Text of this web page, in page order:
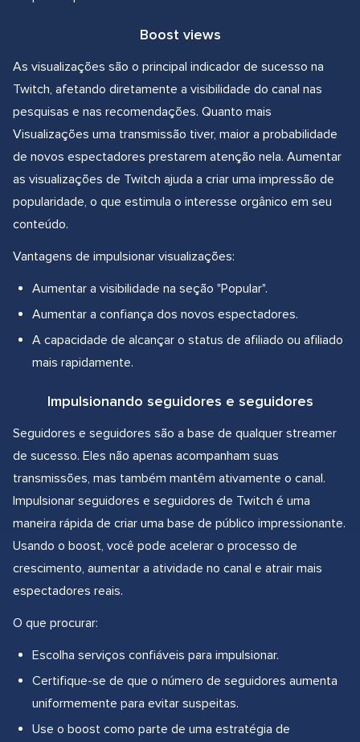
Boost views
As visualizações são o principal indicador de sucesso na
Twitch, afetando diretamente a visibilidade do canal nas
pesquisas e nas recomendações. Quanto mais
Visualizações uma transmissão tiver, maior a probabilidade
de novos espectadores prestarem atenção nela. Aumentar
as visualizações de Twitch ajuda a criar uma impressão de
popularidade, o que estimula o interesse orgânico em seu
conteúdo.
Vantagens de impulsionar visualizações:
Aumentar a visibilidade na seção "Popular".
Aumentar a confiança dos novos espectadores.
A capacidade de alcançar o status de afiliado ou afiliado
mais rapidamente.
Impulsionando seguidores e seguidores
Seguidores e seguidores são a base de qualquer streamer
de sucesso. Eles não apenas acompanham suas
transmissões, mas também mantêm ativamente o canal.
Impulsionar seguidores e seguidores de Twitch é uma
maneira rápida de criar uma base de público impressionante.
Usando o boost, você pode acelerar o processo de
crescimento, aumentar a atividade no canal e atrair mais
espectadores reais.
O que procurar:
Escolha serviços confiáveis para impulsionar.
Certifique-se de que o número de seguidores aumenta
uniformemente para evitar suspeitas.
Use o boost como parte de uma estratégia de